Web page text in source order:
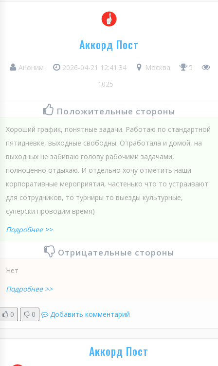
Аккорд Пост
Аноним 2026-04-21 12:41:34 Москва
5
1025
Положительные стороны
Хороший график, понятные задачи. Работаю по стандартной
пятидневке, выходные свободны. Отработала и домой, на
выходных не забиваю голову рабочими задачами,
полноценно отдыхаю. И отдельно хочу отметить наши
корпоративные мероприятия, частенько что то устраивают
для сотрудников, то турниры то выезды культурные,
суперски проводим время)
Подробнее >>
Отрицательные стороны
Нет
Подробнее >>
0 0 Добавить комментарий
Аккорд Пост